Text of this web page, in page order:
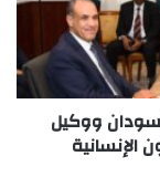
ووكيل
الإنسانية